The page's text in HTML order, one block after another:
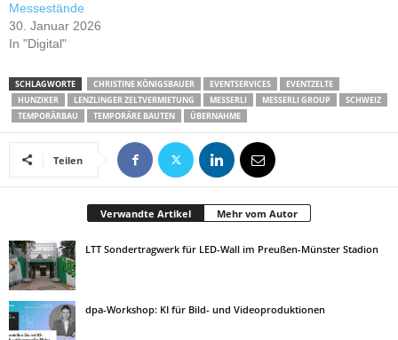
Messestände
30. Januar 2026
In "Digital"
SCHLAGWORTE CHRISTINE KÖNIGSBAUER EVENTSERVICES
EVENTZELTE
HUNZIKER
LENZLINGER ZELTVERMIETUNG MESSERLI MESSERLI GROUP
SCHWEIZ
TEMPORÄRBAU
TEMPORÄRE BAUTEN ÜBERNAHME
Teilen
Verwandte Artikel Mehr vom Autor
LTT Sondertragwerk für LED-Wall im Preußen-Münster Stadion
dpa-Workshop: KI für Bild- und Videoproduktionen